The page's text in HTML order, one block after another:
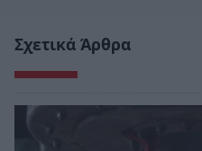
Σχετικά Άρθρα